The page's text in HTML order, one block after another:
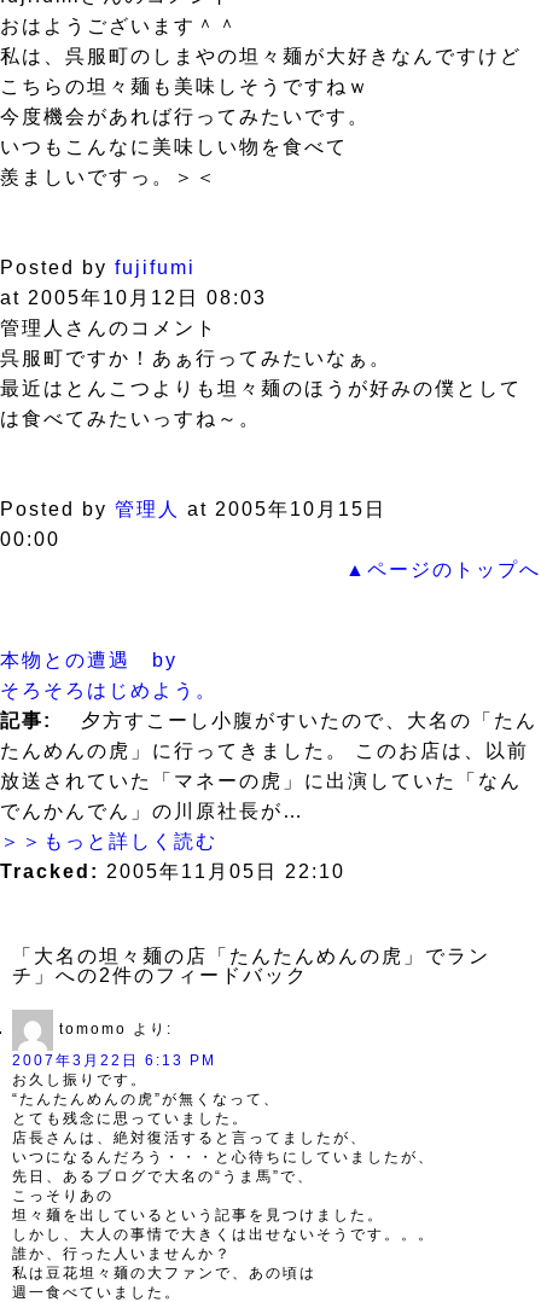
おはようございます＾＾
私は、呉服町のしまやの坦々麺が大好きなんですけど
こちらの坦々麺も美味しそうですねｗ
今度機会があれば行ってみたいです。
いつもこんなに美味しい物を食べて
羨ましいですっ。＞＜
Posted by fujifumi
at 2005年10月12日 08:03
管理人さんのコメント
呉服町ですか！あぁ行ってみたいなぁ。
最近はとんこつよりも坦々麺のほうが好みの僕として
は食べてみたいっすね～。
Posted by 管理人
at 2005年10月15日
00:00
▲ページのトップへ
本物との遭遇 by
そろそろはじめよう。
記事:
夕方すこーし小腹がすいたので、大名の「たん
たんめんの虎」に行ってきました。 このお店は、以前
放送されていた「マネーの虎」に出演していた「なん
でんかんでん」の川原社長が…
＞＞もっと詳しく読む
Tracked: 2005年11月05日 22:10
「大名の坦々麺の店「たんたんめんの虎」でラン
チ」への2件のフィードバック
tomomo より:
2007年3月22日 6:13 PM
お久し振りです。
“たんたんめんの虎”が無くなって、
とても残念に思っていました。
店長さんは、絶対復活すると言ってましたが、
いつになるんだろう・・・と心待ちにしていましたが、
先日、あるブログで大名の“うま馬”で、
こっそりあの
坦々麺を出しているという記事を見つけました。
しかし、大人の事情で大きくは出せないそうです。。。
誰か、行った人いませんか？
私は豆花坦々麺の大ファンで、あの頃は
週一食べていました。